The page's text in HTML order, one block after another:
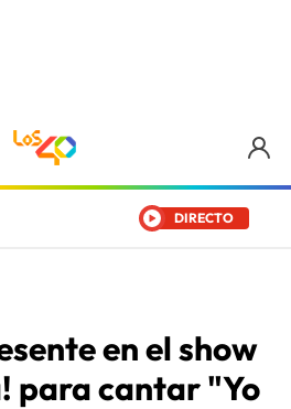
DIRECTO
en el show
para cantar "Yo